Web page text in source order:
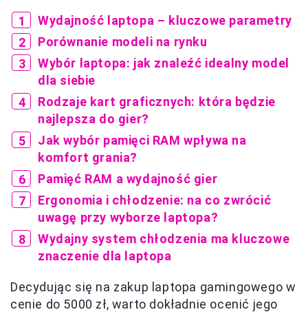
Wydajność laptopa – kluczowe parametry
Porównanie modeli na rynku
Wybór laptopa: jak znaleźć idealny model
dla siebie
Rodzaje kart graficznych: która będzie
najlepsza do gier?
Jak wybór pamięci RAM wpływa na
komfort grania?
Pamięć RAM a wydajność gier
Ergonomia i chłodzenie: na co zwrócić
uwagę przy wyborze laptopa?
Wydajny system chłodzenia ma kluczowe
znaczenie dla laptopa
Decydując się na zakup laptopa gamingowego w
cenie do 5000 zł, warto dokładnie ocenić jego